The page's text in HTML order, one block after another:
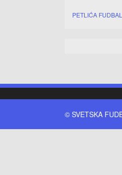
PETLIĆA
© SVETSKA